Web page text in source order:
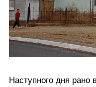
Наступного дня рано